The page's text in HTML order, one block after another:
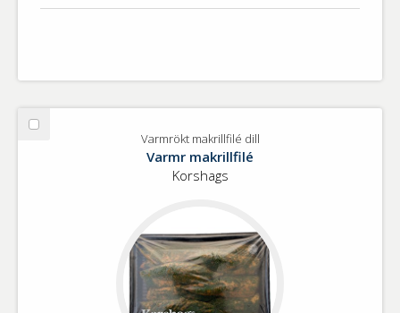
Välj
Varmrökt makrillfilé dill
Varmr makrillfilé
Korshags